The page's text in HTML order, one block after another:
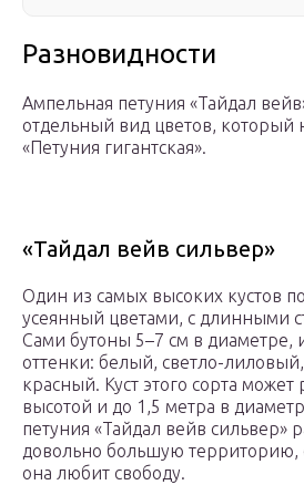
Разновидности
Ампельная петуния «Тайдал
отдельный вид цветов, который
«Петуния гигантская».
«Тайдал вейв сильвер»
Один из самых высоких кустов
усеянный цветами, с длинными
Сами бутоны 5–7 см в диаметре,
оттенки: белый, светло-
красный. Куст этого сорта может
высотой и до 1,5 метра в
петуния «Тайдал вейв сильвер»
довольно большую территорию,
она любит свободу.